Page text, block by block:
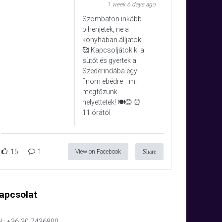
1 week 6 days ago
Szombaton inkább
pihenjetek, ne a
konyhában álljatok!
🥰 Kapcsoljátok ki a
sütőt és gyertek a
Szederindába egy
finom ebédre– mi
megfőzünk
helyettetek! 🍽️😊 ⏰
11 órától
15 1 View on Facebook Share